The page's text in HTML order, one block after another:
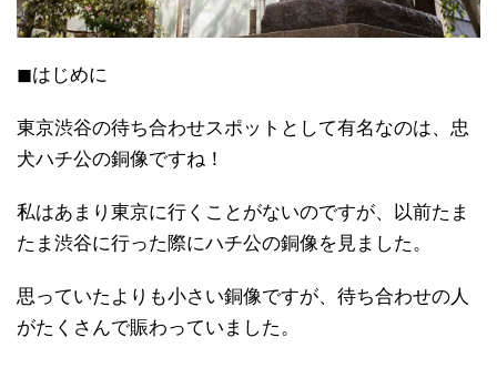
◼はじめに
東京渋谷の待ち合わせスポットとして有名なのは、忠
犬ハチ公の銅像ですね！
私はあまり東京に行くことがないのですが、以前たま
たま渋谷に行った際にハチ公の銅像を見ました。
思っていたよりも小さい銅像ですが、待ち合わせの人
がたくさんで賑わっていました。